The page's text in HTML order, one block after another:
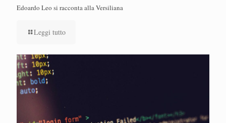
Edoardo Leo si racconta alla Versiliana
Leggi tutto